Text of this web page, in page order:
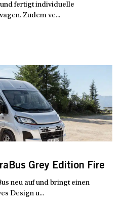
fertigt individuelle
Zudem ve...
Grey Edition Fire
neu auf und bringt einen
Design u...